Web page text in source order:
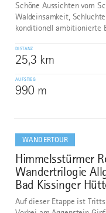
Schöne Aussichten vom
Waldeinsamkeit,
konditionell ambitionierte
DISTANZ
25,3 km
AUFSTIEG
990 m
WANDERTOUR
7
Himmelsstürmer
Wandertrilogie
Bad Kissinger
Auf dieser Etappe ist
dazu